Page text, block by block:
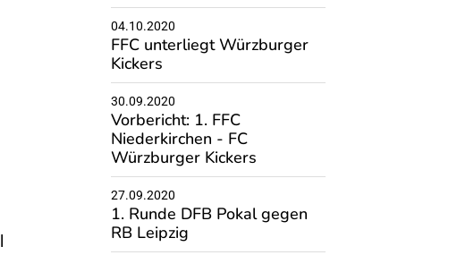
04.10.2020
FFC unterliegt Würzburger
Kickers
30.09.2020
Vorbericht: 1. FFC
Niederkirchen - FC
Würzburger Kickers
27.09.2020
1. Runde DFB Pokal gegen
RB Leipzig